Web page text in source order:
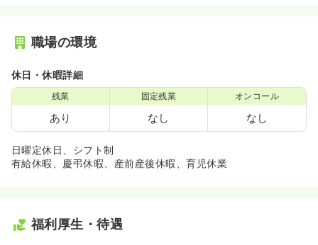
職場の環境
休日・休暇詳細
残業
あり
固定残業
なし
オンコール
なし
日曜定休日、シフト制
有給休暇、慶弔休暇、産前産後休暇、育児休業
福利厚生・待遇